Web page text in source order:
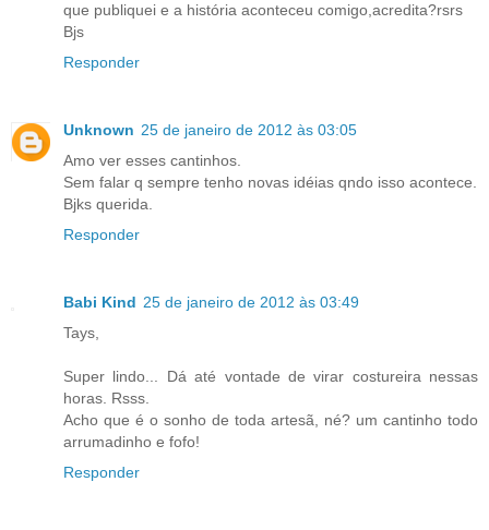
que publiquei e a história aconteceu comigo,acredita?rsrs
Bjs
Responder
Unknown 25 de janeiro de 2012 às 03:05
Amo ver esses cantinhos.
Sem falar q sempre tenho novas idéias qndo isso acontece.
Bjks querida.
Responder
Babi Kind 25 de janeiro de 2012 às 03:49
Tays,
Super lindo... Dá até vontade de virar costureira nessas
horas. Rsss.
Acho que é o sonho de toda artesã, né? um cantinho todo
arrumadinho e fofo!
Responder